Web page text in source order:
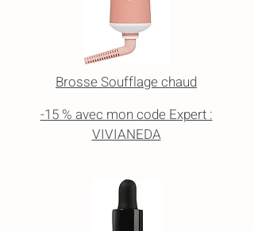
Brosse Soufflage chaud
-15 % avec mon code Expert :
VIVIANEDA